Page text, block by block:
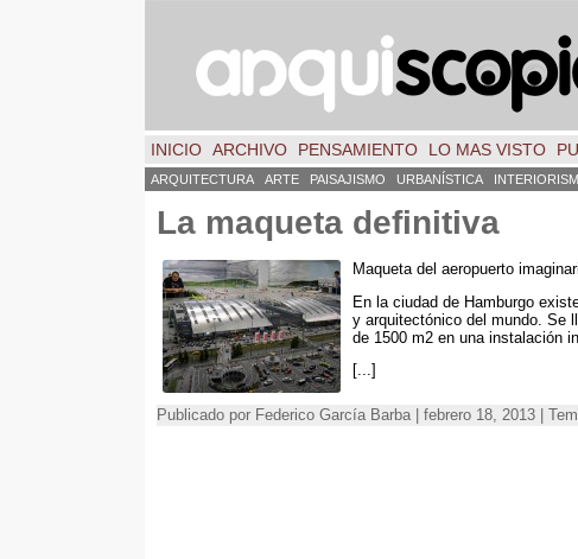
INICIO ARCHIVO PENSAMIENTO LO MAS VISTO
ARQUITECTURA ARTE PAISAJISMO URBANÍSTICA
La maqueta definitiva
Maqueta del aeropuerto
En la ciudad de Hamburgo
y arquitectónico del mundo. Se
de 1500 m2 en una instalación
[...]
Publicado por Federico García Barba | febrero 18, 2013 |